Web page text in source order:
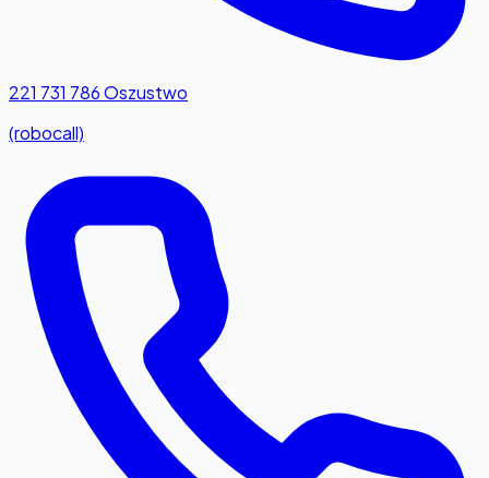
221 731 786Oszustwo
(robocall)